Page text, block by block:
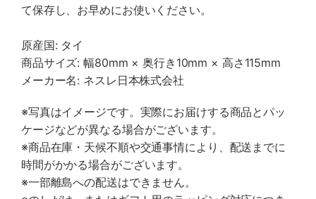
て保存し、お早めにお使いください。
原産国: タイ
商品サイズ: 幅80mm × 奥行き10mm × 高さ115mm
メーカー名: ネスレ日本株式会社
※写真はイメージです。実際にお届けする商品とパッ
ケージなどが異なる場合がございます。
※商品在庫・天候不順や交通事情により、配送までに
時間がかかる場合がございます。
※一部離島への配送はできません。